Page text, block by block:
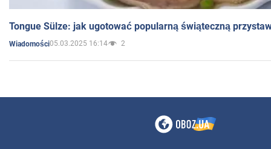
Tongue Sülze: jak ugotować popularną świąteczną
Wiadomości05.03.2025 16:14 2